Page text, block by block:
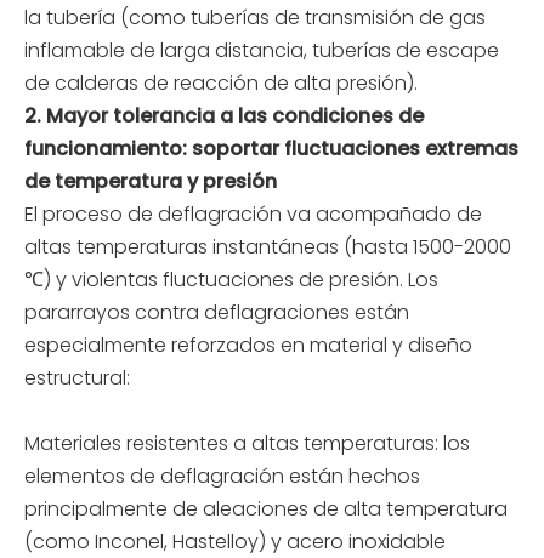
la tubería (como tuberías de transmisión de gas
inflamable de larga distancia, tuberías de escape
de calderas de reacción de alta presión).
2. Mayor tolerancia a las condiciones de
funcionamiento: soportar fluctuaciones extremas
de temperatura y presión
El proceso de deflagración va acompañado de
altas temperaturas instantáneas (hasta 1500-2000
℃) y violentas fluctuaciones de presión. Los
pararrayos contra deflagraciones están
especialmente reforzados en material y diseño
estructural:
Materiales resistentes a altas temperaturas: los
elementos de deflagración están hechos
principalmente de aleaciones de alta temperatura
(como Inconel, Hastelloy) y acero inoxidable